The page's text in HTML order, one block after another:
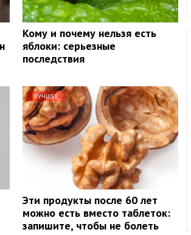
Кому и почему нельзя есть
яблоки: серьезные
последствия
ЛУЧШЕЕ
Эти продукты после 60 лет
можно есть вместо таблеток:
запишите, чтобы не болеть